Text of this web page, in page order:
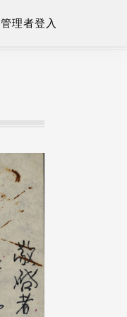
管理者登入